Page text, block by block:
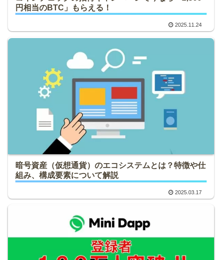
円相当のBTC」もらえる！
2025.11.24
暗号資産（仮想通貨）のエコシステムとは？特徴や仕
組み、構成要素について解説
2025.03.17